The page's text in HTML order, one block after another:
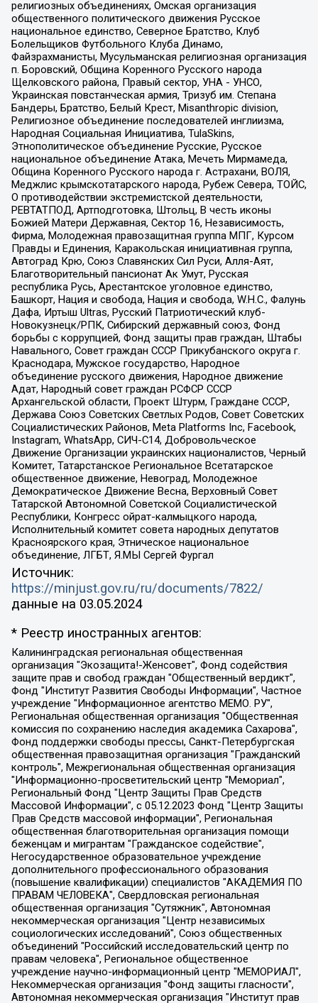
религиозных объединениях, Омская организация
общественного политического движения Русское
национальное единство, Северное Братство, Клуб
Болельщиков Футбольного Клуба Динамо,
Файзрахманисты, Мусульманская религиозная организация
п. Боровский, Община Коренного Русского народа
Щелковского района, Правый сектор, УНА - УНСО,
Украинская повстанческая армия, Тризуб им. Степана
Бандеры, Братство, Белый Крест, Misanthropic division,
Религиозное объединение последователей инглиизма,
Народная Социальная Инициатива, TulaSkins,
Этнополитическое объединение Русские, Русское
национальное объединение Атака, Мечеть Мирмамеда,
Община Коренного Русского народа г. Астрахани, ВОЛЯ,
Меджлис крымскотатарского народа, Рубеж Севера, ТОЙС,
О противодействии экстремистской деятельности,
РЕВТАТПОД, Артподготовка, Штольц, В честь иконы
Божией Матери Державная, Сектор 16, Независимость,
Фирма, Молодежная правозащитная группа МПГ, Курсом
Правды и Единения, Каракольская инициативная группа,
Автоград Крю, Союз Славянских Сил Руси, Алля-Аят,
Благотворительный пансионат Ак Умут, Русская
республика Русь, Арестантское уголовное единство,
Башкорт, Нация и свобода, Нация и свобода, W.H.С., Фалунь
Дафа, Иртыш Ultras, Русский Патриотический клуб-
Новокузнецк/РПК, Сибирский державный союз, Фонд
борьбы с коррупцией, Фонд защиты прав граждан, Штабы
Навального, Совет граждан СССР Прикубанского округа г.
Краснодара, Мужское государство, Народное
объединение русского движения, Народное движение
Адат, Народный совет граждан РСФСР СССР
Архангельской области, Проект Штурм, Граждане СССР,
Держава Союз Советских Светлых Родов, Совет Советских
Социалистических Районов, Meta Platforms Inc, Facebook,
Instagram, WhatsApp, СИЧ-С14, Добровольческое
Движение Организации украинских националистов, Черный
Комитет, Татарстанское Региональное Всетатарское
общественное движение, Невоград, Молодежное
Демократическое Движение Весна, Верховный Совет
Татарской Автономной Советской Социалистической
Республики, Конгресс ойрат-калмыцкого народа,
Исполнительный комитет совета народных депутатов
Красноярского края, Этническое национальное
объединение, ЛГБТ, Я.МЫ Сергей Фургал
Источник:
https://minjust.gov.ru/ru/documents/7822/
данные на 03.05.2024
* Реестр иностранных агентов:
Калининградская региональная общественная организация "Экозащита!-Женсовет", Фонд содействия защите прав и свобод граждан "Общественный вердикт", Фонд "Институт Развития Свободы Информации", Частное учреждение "Информационное агентство МЕМО. РУ", Региональная общественная организация "Общественная комиссия по сохранению наследия академика Сахарова", Фонд поддержки свободы прессы, Санкт-Петербургская общественная правозащитная организация "Гражданский контроль", Межрегиональная общественная организация "Информационно-просветительский центр "Мемориал", Региональный Фонд "Центр Защиты Прав Средств Массовой Информации", с 05.12.2023 Фонд "Центр Защиты Прав Средств массовой информации", Региональная общественная благотворительная организация помощи беженцам и мигрантам "Гражданское содействие", Негосударственное образовательное учреждение дополнительного профессионального образования (повышение квалификации) специалистов "АКАДЕМИЯ ПО ПРАВАМ ЧЕЛОВЕКА", Свердловская региональная общественная организация "Сутяжник", Автономная некоммерческая организация "Центр независимых социологических исследований", Союз общественных объединений "Российский исследовательский центр по правам человека", Региональное общественное учреждение научно-информационный центр "МЕМОРИАЛ", Некоммерческая организация "Фонд защиты гласности", Автономная некоммерческая организация "Институт прав человека", Городская общественная организация "Екатеринбургское общество "МЕМОРИАЛ", Городская общественная организация "Рязанское историко-просветительское и правозащитное общество "Мемориал" (Рязанский Мемориал), Челябинский региональный орган общественной самодеятельности – женское общественное объединение "Женщины Евразии", Челябинский региональный орган общественной самодеятельности "Уральская правозащитная группа", Фонд содействия защите здоровья и социальной справедливости имени Андрея Рылькова, Автономная Некоммерческая Организация "Аналитический Центр Юрия Левады", Автономная некоммерческая организация социальной поддержки населения "Проект Апрель", Региональная общественная организация помощи женщинам и детям, находящимся в кризисной ситуации "Информационно-методический центр "Анна", Фонд содействия развитию массовых коммуникаций и правовому просвещению "Так-так-Так", Фонд содействия устойчивому развитию "Серебряная тайга", Свердловский региональный общественный фонд социальных проектов "Новое время", "Idel.Реалии", Кавказ.Реалии, Крым.Реалии, Телеканал Настоящее Время, Татаро-башкирская служба Радио Свобода (Azatliq Radiosi), Радио Свободная Европа/Радио Свобода (PCE/PC), "Сибирь.Реалии", "Фактограф", Благотворительный фонд помощи осужденным и их семьям, Автономная некоммерческая организация "Институт глобализации и социальных движений", Фонд "В защиту прав заключенных", Частное учреждение "Центр поддержки и содействия развитию средств массовой информации", Пензенский региональный общественный благотворительный фонд "Гражданский союз", "Север.Реалии", Некоммерческая организация Фонд "Правовая инициатива", Общество с ограниченной ответственностью "Радио Свободная Европа/Радио Свобода", Чешское информационное агентство "MEDIUM-ORIENT", Красноярская региональная общественная организация "Мы против СПИДа", Камалягин Денис Николаевич, Маркелов Сергей Евгеньевич, Пономарев Лев Александрович, Савицкая Людмила Алексеевна, Автономная некоммерческая организация "Центр по работе с проблемой насилия "НАСИЛИЮ.НЕТ", Межрегиональный профессиональный союз работников здравоохранения "Альянс врачей", Юридическое лицо, зарегистрированное в Латвийской Республике, SIA "Medusa Project" (регистрационный номер 40103797863, дата регистрации 10.06.2014), Некоммерческая организация "Фонд по борьбе с коррупцией", Автономная некоммерческая организация "Институт права и публичной политики", Баданин Роман Сергеевич, Гликин Максим Александрович, Железнова Мария Михайловна, Лукьянова Юлия Сергеевна, Маетная Елизавета Витальевна, Маняхин Петр Борисович, Чуракова Ольга Владимировна, Ярош Юлия Петровна, Юридическое лицо "The Insider SIA", зарегистрированное в Риге, Латвийская Республика (дата регистрации 26.06.2015), являющееся администратором доменного имени интернет-издания "The Insider SIA", https://theins.ru, Постернак Алексей Евгеньевич, Рубин Михаил Аркадьевич, Анин Роман Александрович, Юридическое лицо Istories fonds, зарегистрированное в Латвийской Республике (регистрационный номер 50008295751, дата регистрации 24.02.2020), Великовский Дмитрий Александрович, Долинина Ирина Николаевна, Мароховская Алеся Алексеевна, Шлейнов Роман Юрьевич, Шмагун Олеся Валентиновна, Общество с ограниченной ответственностью "Альтаир 2021", Общество с ограниченной ответственностью "Вега 2021", Общество с ограниченной ответственностью "Главный редактор 2021", Общество с ограниченной ответственностью "Ромашки монолит", Важенков Артем Валерьевич, Ивановская областная общественная организация "Центр гендерных исследований", Гурман Юрий Альбертович, Медиапроект "ОВД-Инфо", Егоров Владимир Владимирович, Жилинский Владимир Александрович, Общество с ограниченной ответственностью "ЗП", Иванова София Юрьевна, Карезина Инна Павловна, Кильтау Екатерина Викторовна, Петров Алексей Викторович, Пискунов Сергей Евгеньевич, Смирнов Сергей Сергеевич, Тихонов Михаил Сергеевич, Общество с ограниченной ответственностью "ЖУРНАЛИСТ-ИНОСТРАННЫЙ АГЕНТ", Арапова Галина Юрьевна, Вольтская Татьяна Анатольевна, Американская компания "Mason G.E.S. Anonymous Foundation" (США), являющаяся владельцем интернет-издания https://mnews.world/, Компания "Stichting Bellingcat", зарегистрированная в Нидерландах (дата регистрации 11.07.2018), Захаров Андрей Вячеславович, Клепиковская Екатерина Дмитриевна, Общество с ограниченной ответственностью "МЕМО", Перл Роман Александрович, Симонов Евгений Алексеевич, Соловьева Елена Анатольевна, Сотников Даниил Владимирович, Сурначева Елизавета Дмитриевна, Автономная некоммерческая организация по защите прав человека и информированию населения "Якутия – Наше Мнение", Общество с ограниченной ответственностью "Москоу диджитал медиа", с 26.01.2023 Общество с ограниченной ответственностью "Чайка Белые сады", Ветошкина Валерия Валерьевна, Заговора Максим Александрович, Межрегиональное общественное движение "Российская ЛГБТ - сеть", Оленичев Максим Владимирович, Павлов Иван Юрьевич, Скворцова Елена Сергеевна, Общество с ограниченной ответственностью "Как бы инагент", Кочетков Игорь Викторович, Общество с ограниченной ответственностью "Честные выборы", Еланчик Олег Александрович, Общество с ограниченной ответственностью "Нобелевский призыв", Гималова Регина Эмилевна, Григорьев Андрей Валерьевич, Григорьева Алина Александровна, Ассоциация по содействию защите прав призывников, альтернативнослужащих и военнослужащих "Правозащитная группа "Гражданин.Армия.Право", Хисамова Регина Фаритовна, Автономная некоммерческая организация по реализации социально-правовых программ "Лилит", Дальневосточное общественное движение "Маяк", Санкт-Петербургская ЛГБТ-инициативная группа "Выход", Инициативная группа ЛГБТ+ "Реверс", Алексеев Андрей Викторович, Бекбулатова Таисия Львовна, Беляев Иван Михайлович, Владыкина Елена Сергеевна, Гельман Марат Александрович, Никульшина Вероника Юрьевна, Толоконникова Надежда Андреевна, Шендерович Виктор Анатольевич, Общество с ограниченной ответственностью "Данное сообщение", Общество с ограниченной ответственностью Издательский дом "Новая глава", Айнбиндер Александра Александровна, Московский комьюнити-центр для ЛГБТ+инициатив, Благотворительный фонд развития филантропии, Deutsche Welle (Германия, Kurt-Schumacher-Strasse 3, 53113 Bonn), Борзунова Мария Михайловна, Воробьев Виктор Викторович, Голубева Анна Львовна, Константинова Алла Михайловна, Малкова Ирина Владимировна, Мурадов Мурад Абдулгалимович, Осетинская Елизавета Николаевна, Понасенков Евгений Николаевич, Ганапольский Матвей Юрьевич, Киселев Евгений Алексеевич, Борухович Ирина Григорьевна, Дремин Иван Тимофеевич, Дубровский Дмитрий Викторович, Красноярская региональная общественная организация поддержки и развития альтернативных образовательных технологий и межкультурных коммуникаций "ИНТЕРРА", Маяковская Екатерина Алексеевна, Фейгин Марк Захарович, Филимонов Андрей Викторович, Дзугкоева Регина Николаевна, Доброхотов Роман Александрович, Дудь Юрий Александрович, Елкин Сергей Владимирович, Кругликов Кирилл Игоревич, Сабунаева Мария Леонидовна, Семенов Алексей Владимирович, Шаинян Карен Багратович, Шульман Екатерина Михайловна, Асафьев Артур Валерьевич, Вахштайн Виктор Семенович, Венедиктов Алексей Алексеевич, Лушникова Екатерина Евгеньевна, Волков Леонид Михайлович, Невзоров Александр Глебович, Пархоменко Сергей Борисович, Сироткин Ярослав Николаевич, Кара-Мурза Владимир Владимирович, Баранова Наталья Владимировна, Гозман Леонид Яковлевич, Кагарлицкий Борис Юльевич, Климарев Михаил Валерьевич, Милов Владимир Станиславович, Автономная некоммерческая организация Краснодарский центр современного искусства "Типография", Моргенштерн Алишер Тагирович, Соболь Любовь Эдуардовна, Общество с ограниченной ответственностью "ЛИЗА НОРМ", Каспаров Гарри Кимович, Ходорковский Михаил Борисович, Общество с ограниченной ответственностью "Апрельские тезисы", Данилович Ирина Брониславовна, Кашин Олег Владимирович, Петров Николай Владимирович, Пивоваров Алексей Владимирович, Соколов Михаил Владимирович, Цветкова Юлия Владимировна, Чичваркин Евгений Александрович, Комитет против пыток/Команда против пыток, Общество с ограниченной ответственностью "Первый научный", Общество с ограниченной ответственностью "Вертолет и ко", Белоцерковская Вероника Борисовна, Кац Максим Евгеньевич, Лазарева Татьяна Юрьевна, Шаведдинов Руслан Табризович, Яшин Илья Валерьевич, Общество с ограниченной ответственностью "Иноагент ААВ", Алешковский Дмитрий Петрович, Альбац Евгения Марковна, Быков Дмитрий Львович, Галямина Юлия Евгеньевна, Лойко Сергей Леонидович, Мартынов Кирилл Константинович, Медведев Сергей Александрович, Крашенинников Федор Геннадиевич, Гордеева Катерина Вл